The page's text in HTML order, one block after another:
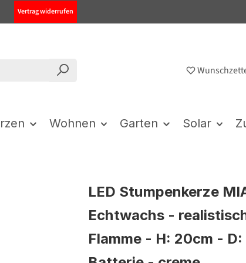
Vertrag widerrufen
Wohnen Garten Solar
LED Stumpenkerze
Echtwachs -
Flamme - H: 20cm - D: